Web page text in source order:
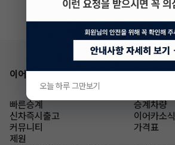
이어카 앱 다운로드
빠른승계
승계차량
신차즉시출고
이어카소식
커뮤니티
가격표
제원
오늘 하루 그만보기